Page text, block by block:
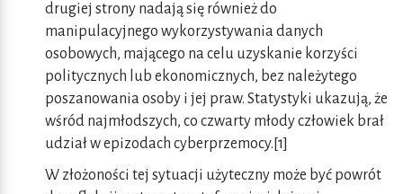
drugiej strony nadają się również do
manipulacyjnego wykorzystywania danych
osobowych, mającego na celu uzyskanie korzyści
politycznych lub ekonomicznych, bez należytego
poszanowania osoby i jej praw. Statystyki ukazują, że
wśród najmłodszych, co czwarty młody człowiek brał
udział w epizodach cyberprzemocy.[1]
W złożoności tej sytuacji użyteczny może być powrót